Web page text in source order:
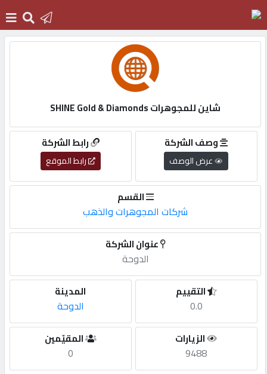
التسجيل
English
أضف
طلب
شاين للمجوهرات SHINE Gold & Diamonds
رابط الشركة
رابط الموقع
وصف الشركة
عرض الوصف
القسم
شركات المجوهرات والذهب
عنوان الشركة
الدوحة
المدينة
الدوحة
التقييم
0.0
المقيّمين
0
الزيارات
9488